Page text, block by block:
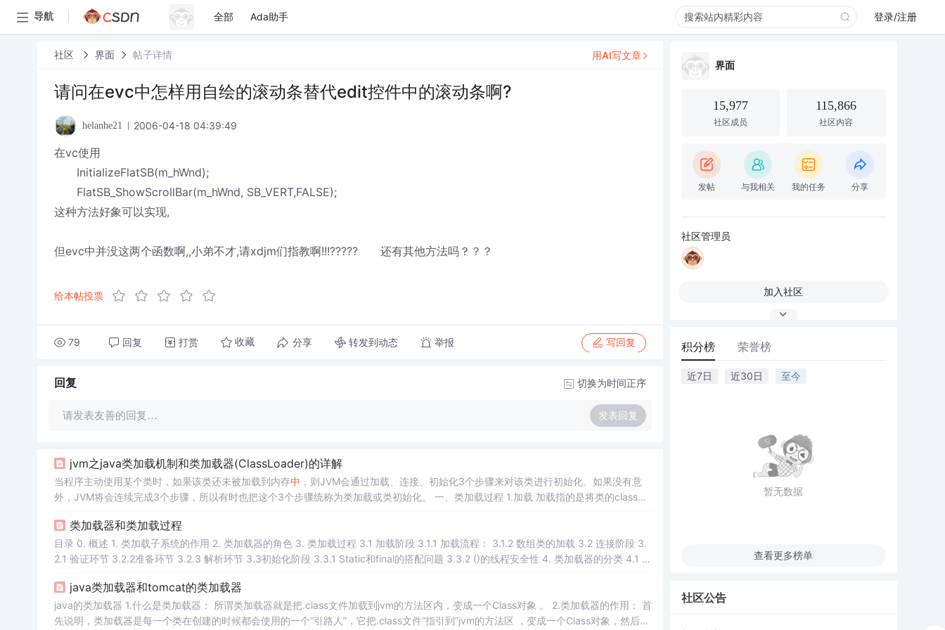
导航 全部 Ada助手 登录/注册
社区 界面 帖子详情
请问在evc中怎样用自绘的滚动条替代edit控件中的滚动条啊?
helanhe21 2006-04-18 04:39:49
在vc使用
InitializeFlatSB(m_hWnd);
FlatSB_ShowScrollBar(m_hWnd, SB_VERT,FALSE);
这种方法好象可以实现,
但evc中并没这两个函数啊,,小弟不才,请xdjm们指教啊!!!????? 还有其他方法吗？？？
给本帖投票
79 回复 打赏 收藏 分享 转发到动态 举报 写回复
用AI写文章
回复 切换为时间正序
请发表友善的回复… 发表回复
jvm之java类加载机制和类加载器(ClassLoader)的详解
当程序主动使用某个类时，如果该类还未被加载到内存中 ，则JVM会通过加载、连接、初始化3个步骤来对该类进行初始化。如果没有意
外，JVM将会连续完成3个步骤，所以有时也把这个3个步骤统称为类加载或类初始化。 一、类加载过程 1.加载 加载指的是将类的class文
类加载器和类加载过程
目录 0. 概述 1. 类加载子系统的作用 2. 类加载器的角色 3. 类加载过程 3.1 加载阶段 3.1.1 加载流程： 3.1.2 数组类的加载 3.2 连接阶段 3.
2.1 验证环节 3.2.2准备环节 3.2.3 解析环节 3.3初始化阶段 3.3.1 Static和final的搭配问题 3.3.2 ()的线程安全性 4. 类加载器的分类 4.1 虚
java类加载器和tomcat的类加载器
java的类加载器 1.什么是类加载器： 所谓类加载器就是把.class文件加载到jvm的方法区内，变成一个Class对象 。 2.类加载器的作用： 首
先说明，类加载器是每一个类在创建的时候都会使用的一个“引路人”，它把.class文件“指引到”jvm的方法区 ，变成一个Class对象，然后进
界面
15,977
社区成员
115,866
社区内容
发帖 与我相关 我的任务 分享
社区管理员
加入社区
积分榜 荣誉榜
近7日 近30日 至今
暂无数据
查看更多榜单
社区公告